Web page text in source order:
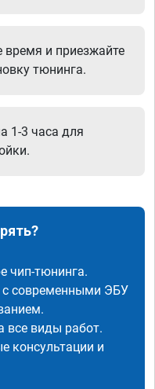
время и приезжайте
тюнинга.
1-3 часа для
чип-тюнинга.
с современными ЭБУ
все виды работ.
консультации и